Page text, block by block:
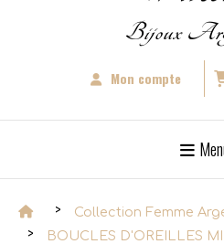
Bijoux
Mon compte
Collection Femme
BOUCLES D'OREILLES